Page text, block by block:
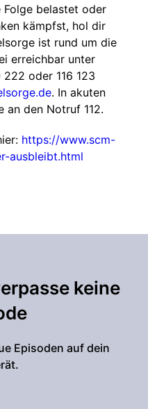
Folge belastet oder
kämpfst, hol dir
ist rund um die
erreichbar unter
222 oder 116 123
. In akuten
den Notruf 112.
https://www.scm-
ausbleibt.html
keine
Episoden auf dein